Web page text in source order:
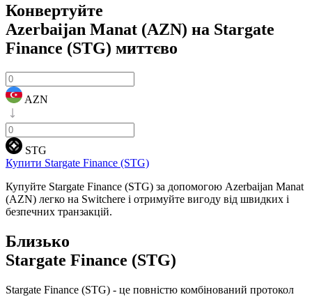
Конвертуйте
Azerbaijan Manat (AZN) на Stargate
Finance (STG) миттєво
AZN
STG
Купити Stargate Finance (STG)
Купуйте Stargate Finance (STG) за допомогою Azerbaijan Manat
(AZN) легко на Switchere і отримуйте вигоду від швидких і
безпечних транзакцій.
Близько
Stargate Finance (STG)
Stargate Finance (STG) - це повністю комбінований протокол